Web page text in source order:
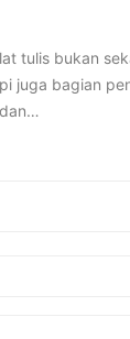
tulis bukan
juga bagian